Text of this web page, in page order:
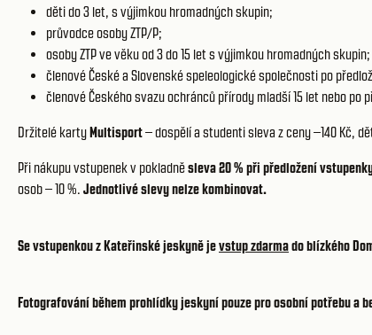
děti do 3 let, s výjimkou hromadných skupin;
průvodce osoby ZTP/P;
osoby ZTP ve věku od 3 do 15 let s výjimkou hromadných skupin;
členové České a Slovenské speleologické společnosti po
členové Českého svazu ochránců přírody mladší 15 let nebo po
Držitelé kartyMultisport– dospělí a studenti sleva z ceny –140 Kč,
Při nákupu vstupenek v pokladněsleva 20 % při předložení
osob – 10 %. Jednotlivé slevy nelze kombinovat.
Se vstupenkou z Kateřinské jeskyně jevstup zdarmado blízkého
Fotografování během prohlídky jeskyní pouze pro osobní potřebu a